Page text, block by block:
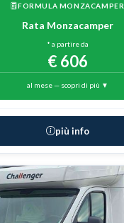
FORMULA MONZACAMPER
Rata Monzacamper
* a partire da
€ 606
al mese — scopri di più ▼
più info